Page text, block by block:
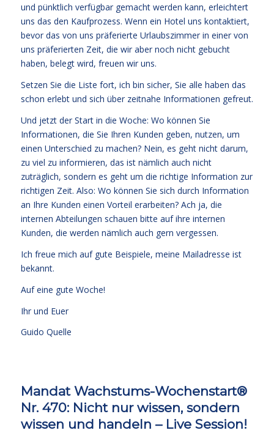
und pünktlich verfügbar gemacht werden kann, erleichtert
uns das den Kaufprozess. Wenn ein Hotel uns kontaktiert,
bevor das von uns präferierte Urlaubszimmer in einer von
uns präferierten Zeit, die wir aber noch nicht gebucht
haben, belegt wird, freuen wir uns.
Setzen Sie die Liste fort, ich bin sicher, Sie alle haben das
schon erlebt und sich über zeitnahe Informationen gefreut.
Und jetzt der Start in die Woche: Wo können Sie
Informationen, die Sie Ihren Kunden geben, nutzen, um
einen Unterschied zu machen? Nein, es geht nicht darum,
zu viel zu informieren, das ist nämlich auch nicht
zuträglich, sondern es geht um die richtige Information zur
richtigen Zeit. Also: Wo können Sie sich durch Information
an Ihre Kunden einen Vorteil erarbeiten? Ach ja, die
internen Abteilungen schauen bitte auf ihre internen
Kunden, die werden nämlich auch gern vergessen.
Ich freue mich auf gute Beispiele, meine Mailadresse ist
bekannt.
Auf eine gute Woche!
Ihr und Euer
Guido Quelle
Mandat Wachstums-Wochenstart®
Nr. 470: Nicht nur wissen, sondern
wissen und handeln – Live Session!